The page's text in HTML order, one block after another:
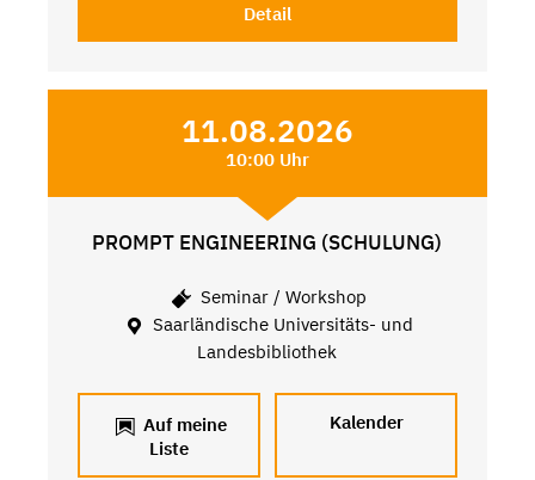
Detail
11.08.2026
10:00 Uhr
PROMPT ENGINEERING (SCHULUNG)
Seminar / Workshop
Saarländische Universitäts- und
Landesbibliothek
Auf meine
Liste
Kalender